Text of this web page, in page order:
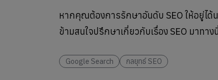
หากคุณต้องการรักษาอันดับ SEO ให้อยู่ได้
ข้ามสนใจปรึกษาเกี่ยวกับเรื่อง SEO มาทาง
Google Search กลยุทธ์ SEO